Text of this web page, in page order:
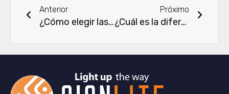
Anterior
¿Cómo elegir las tiras de luz LED RGB blancas sintonizables?
Próximo
¿Cuál es la diferencia entre las tiras LED DMX 512 y las tiras LED SPI?